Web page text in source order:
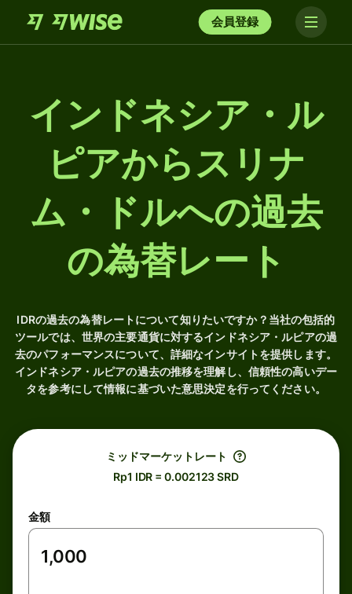
会員登録
インドネシア・ル
ピアからスリナ
ム・ドルへの過去
の為替レート
IDRの過去の為替レートについて知りたいですか？当社の包括的
ツールでは、世界の主要通貨に対するインドネシア・ルピアの過
去のパフォーマンスについて、詳細なインサイトを提供します。
インドネシア・ルピアの過去の推移を理解し、信頼性の高いデー
タを参考にして情報に基づいた意思決定を行ってください。
ミッドマーケットレート
Rp1 IDR = 0.002123 SRD
金額